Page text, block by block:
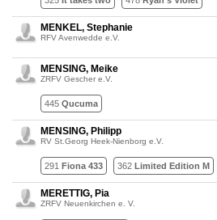
MENKEL, Stephanie
RFV Avenwedde e.V.
MENSING, Meike
ZRFV Gescher e.V.
445 Qucuma
MENSING, Philipp
RV St.Georg Heek-Nienborg e.V.
291 Fiona 433 362 Limited Edition M
MERETTIG, Pia
ZRFV Neuenkirchen e. V.